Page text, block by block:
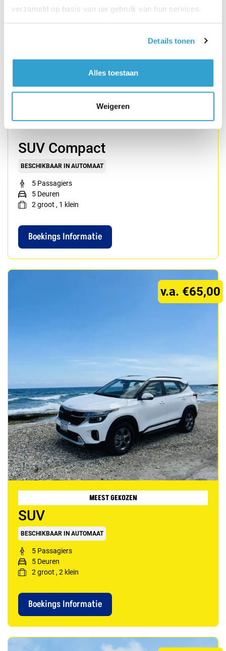
verzameld op basis van uw gebruik van hun services.
Details tonen
Alles toestaan
Weigeren
SUV Compact
BESCHIKBAAR IN AUTOMAAT
5 Passagiers
5 Deuren
2 groot , 1 klein
Boekings Informatie
v.a. €65,00
MEEST GEKOZEN
SUV
BESCHIKBAAR IN AUTOMAAT
5 Passagiers
5 Deuren
2 groot , 2 klein
Boekings Informatie